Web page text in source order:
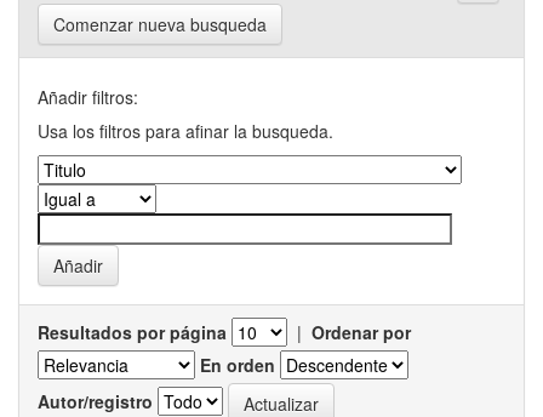
Comenzar nueva busqueda
Añadir filtros:
Usa los filtros para afinar la busqueda.
Resultados por página | Ordenar por
En orden
Autor/registro